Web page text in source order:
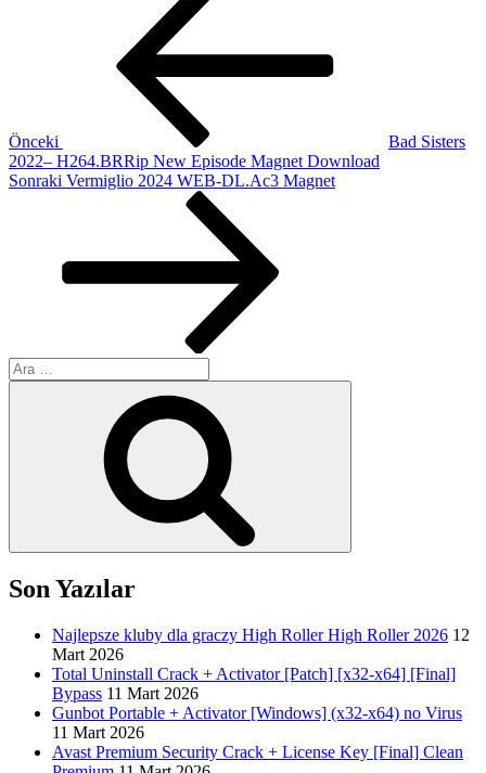
Önceki
Bad Sisters
2022– H264.BRRip New Episode Magnet Download
Sonraki
Sonraki Vermiglio 2024 WEB-DL.Ac3 Magnet
Ara:
Son Yazılar
Najlepsze kluby dla graczy High Roller High Roller 2026 12
Mart 2026
Total Uninstall Crack + Activator [Patch] [x32-x64] [Final]
Bypass 11 Mart 2026
Gunbot Portable + Activator [Windows] (x32-x64) no Virus
11 Mart 2026
Avast Premium Security Crack + License Key [Final] Clean